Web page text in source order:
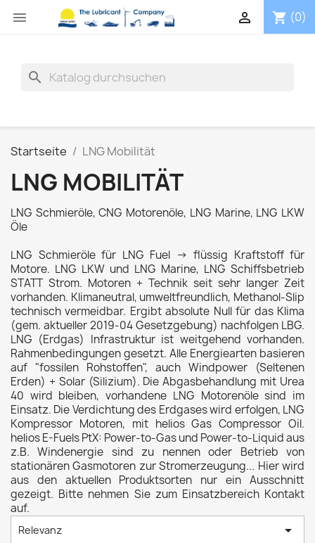
 shopping_cart (0)

search
Startseite LNG Mobilität
LNG MOBILITÄT
LNG Schmieröle, CNG Motorenöle, LNG Marine, LNG LKW
Öle
LNG Schmieröle für LNG Fuel -> flüssig Kraftstoff für
Motore. LNG LKW und LNG Marine, LNG Schiffsbetrieb
STATT Strom. Motoren + Technik seit sehr langer Zeit
vorhanden. Klimaneutral, umweltfreundlich, Methanol-Slip
technisch vermeidbar. Ergibt absolute Null für das Klima
(gem. aktueller 2019-04 Gesetzgebung) nachfolgen LBG.
LNG (Erdgas) Infrastruktur ist weitgehend vorhanden.
Rahmenbedingungen gesetzt. Alle Energiearten basieren
auf "fossilen Rohstoffen", auch Windpower (Seltenen
Erden) + Solar (Silizium). Die Abgasbehandlung mit Urea
40 wird bleiben, vorhandene LNG Motorenöle sind im
Einsatz. Die Verdichtung des Erdgases wird erfolgen, LNG
Kompressor Motoren, mit helios Gas Compressor Oil.
helios E-Fuels PtX: Power-to-Gas und Power-to-Liquid aus
z.B. Windenergie sind zu nennen oder Betrieb von
stationären Gasmotoren zur Stromerzeugung... Hier wird
aus den aktuellen Produktsorten nur ein Ausschnitt
gezeigt. Bitte nehmen Sie zum Einsatzbereich Kontakt
auf.
Relevanz 